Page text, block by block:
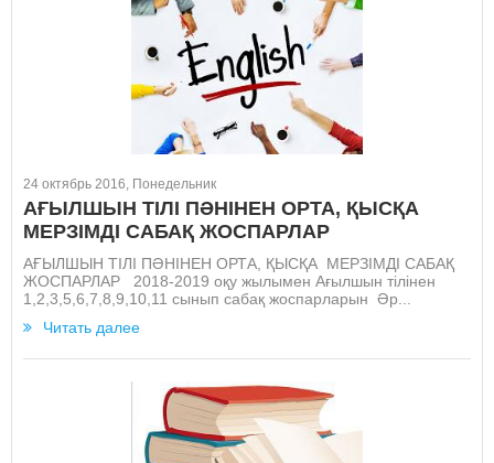
24 октябрь 2016, Понедельник
АҒЫЛШЫН ТІЛІ ПӘНІНЕН ОРТА, ҚЫСҚА
МЕРЗІМДІ САБАҚ ЖОСПАРЛАР
АҒЫЛШЫН ТІЛІ ПӘНІНЕН ОРТА, ҚЫСҚА МЕРЗІМДІ САБАҚ
ЖОСПАРЛАР 2018-2019 оқу жылымен Ағылшын тілінен
1,2,3,5,6,7,8,9,10,11 сынып сабақ жоспарларын Әр...
Читать далее